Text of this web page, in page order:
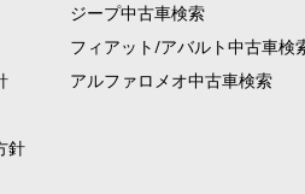
針
ジープ中古車検索
フィアット/アバルト中古車検
アルファロメオ中古車検索